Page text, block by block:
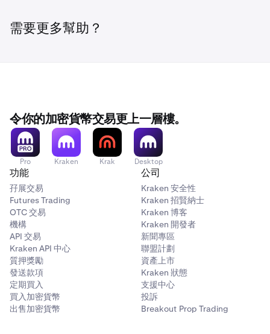
需要更多幫助？
令你的加密貨幣交易更上一層樓。
Pro Kraken Krak Desktop
功能
孖展交易
Futures Trading
OTC 交易
機構
API 交易
Kraken API 中心
質押獎勵
發送款項
定期買入
買入加密貨幣
出售加密貨幣
公司
Kraken 安全性
Kraken 招賢納士
Kraken 博客
Kraken 開發者
新聞專區
聯盟計劃
資產上市
Kraken 狀態
支援中心
投訴
Breakout Prop Trading